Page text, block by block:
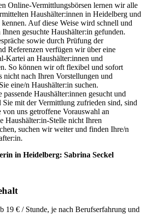
Online-Vermittlungsbörsen lernen wir alle
Haushälter:innen in Heidelberg und
Auf diese Weise wird schnell und
gesuchte Haushälter:in gefunden.
sowie durch Prüfung der
Referenzen verfügen wir über eine
Kartei an Haushälter:innen und
So können wir oft flexibel und sofort
nicht nach Ihren Vorstellungen und
eine/n Haushälter:in suchen.
Haushälter:innen gesucht und
Sie mit der Vermittlung zufrieden sind, sind
uns getroffene Vorauswahl an
Haushälter:in-Stelle nicht Ihren
suchen wir weiter und finden Ihre/n
in Heidelberg: Sabrina Seckel
19 € / Stunde, je nach Berufserfahrung und